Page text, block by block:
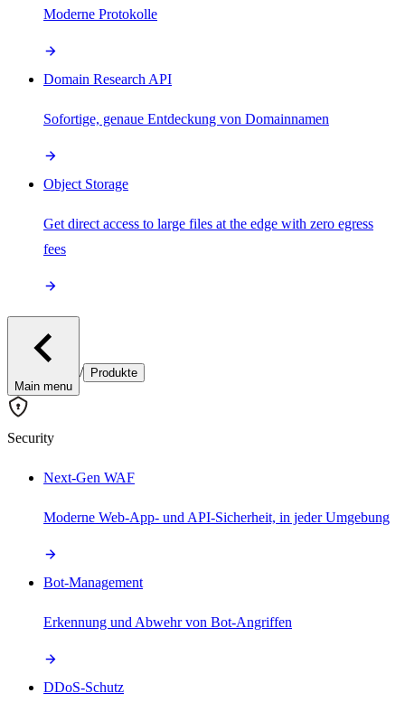
Moderne Protokolle
Domain Research API
Sofortige, genaue Entdeckung von Domainnamen
Object Storage
Get direct access to large files at the edge with zero egress
fees
Main menu
/ Produkte
Security
Next-Gen WAF
Moderne Web-App- und API-Sicherheit, in jeder Umgebung
Bot-Management
Erkennung und Abwehr von Bot-Angriffen
DDoS-Schutz